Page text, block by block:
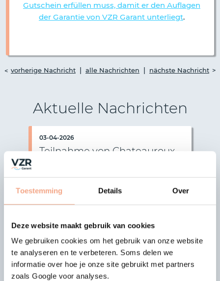
Toestemming Details Over
Deze website maakt gebruik van cookies
We gebruiken cookies om het gebruik van onze website
te analyseren en te verbeteren. Soms delen we
informatie over hoe je onze site gebruikt met partners
zoals Google voor analyses.
Gutschein erfüllen muss, damit er den Auflagen
der Garantie von VZR Garant unterliegt.
vorherige Nachricht | alle Nachrichten | nächste Nachricht
Aktuelle Nachrichten
03-04-2026
Teilnahme von Chateauroux
beschlossen, den Schutz für
Pauschalreisen, verbundene
Reisedienstleistungen, die von
Chateauroux Charter verkauft werden,
mit Wirkung zum 03.04.2026 zu
beenden…
Mehr lesen >